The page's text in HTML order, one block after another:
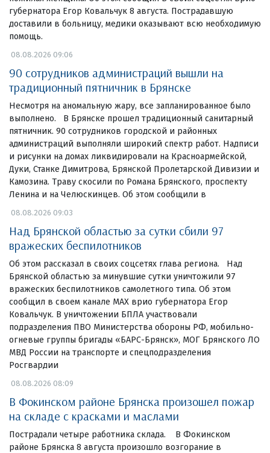
губернатора Егор Ковальчук 8 августа. Пострадавшую
доставили в больницу, медики оказывают всю необходимую
помощь.
08.08.2026 09:06
90 сотрудников администраций вышли на
традиционный пятничник в Брянске
Несмотря на аномальную жару, все запланированное было
выполнено. В Брянске прошел традиционный санитарный
пятничник. 90 сотрудников городской и районных
администраций выполняли широкий спектр работ. Надписи
и рисунки на домах ликвидировали на Красноармейской,
Дуки, Станке Димитрова, Брянской Пролетарской Дивизии и
Камозина. Траву скосили по Романа Брянского, проспекту
Ленина и на Челюскинцев. Об этом сообщили в
08.08.2026 09:03
Над Брянской областью за сутки сбили 97
вражеских беспилотников
Об этом рассказал в своих соцсетях глава региона. Над
Брянской областью за минувшие сутки уничтожили 97
вражеских беспилотников самолетного типа. Об этом
сообщил в своем канале МАХ врио губернатора Егор
Ковальчук. В уничтожении БПЛА участвовали
подразделения ПВО Министерства обороны РФ, мобильно-
огневые группы бригады «БАРС-Брянск», МОГ Брянского ЛО
МВД России на транспорте и спецподразделения
Росгвардии
08.08.2026 08:09
В Фокинском районе Брянска произошел пожар
на складе с красками и маслами
Пострадали четыре работника склада. В Фокинском
районе Брянска 8 августа произошло возгорание в